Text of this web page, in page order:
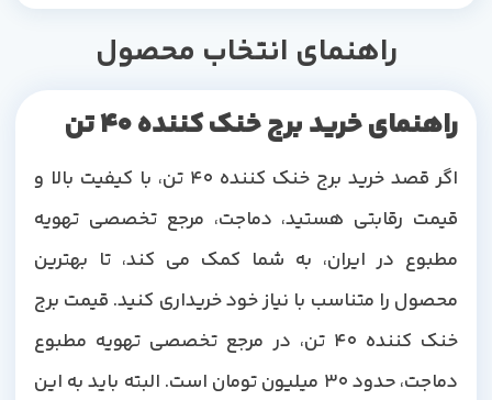
راهنمای انتخاب محصول
راهنمای خرید برج خنک کننده 40 تن
اگر قصد خرید برج خنک کننده 40 تن، با کیفیت بالا و
قیمت رقابتی هستید، دماجت، مرجع تخصصی تهویه
مطبوع در ایران، به شما کمک می کند، تا بهترین
محصول را متناسب با نیاز خود خریداری کنید. قیمت برج
خنک کننده 40 تن، در مرجع تخصصی تهویه مطبوع
دماجت، حدود 30 میلیون تومان است. البته باید به این